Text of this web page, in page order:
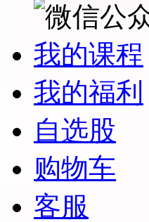
我的课程
我的福利
自选股
购物车
客服